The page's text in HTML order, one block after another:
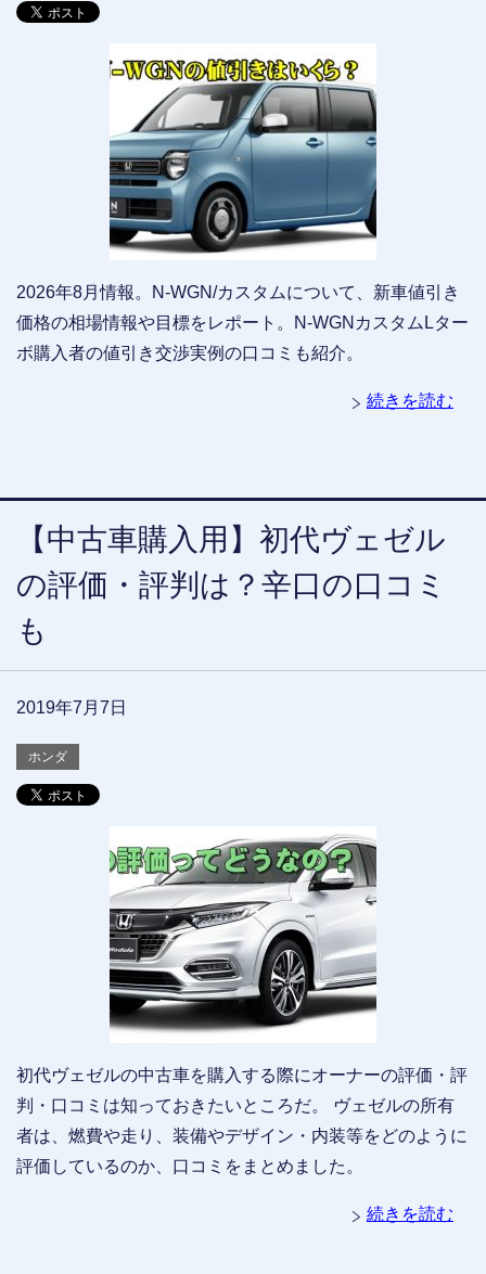
2026年8月情報。N-WGN/カスタムについて、新車値引き
価格の相場情報や目標をレポート。N-WGNカスタムLター
ボ購入者の値引き交渉実例の口コミも紹介。
続きを読む
【中古車購入用】初代ヴェゼル
の評価・評判は？辛口の口コミ
も
2019年7月7日
ホンダ
初代ヴェゼルの中古車を購入する際にオーナーの評価・評
判・口コミは知っておきたいところだ。 ヴェゼルの所有
者は、燃費や走り、装備やデザイン・内装等をどのように
評価しているのか、口コミをまとめました。
続きを読む